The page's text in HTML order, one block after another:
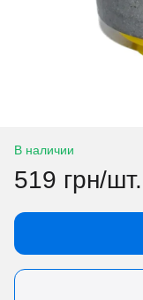
В наличии
519 грн/шт.